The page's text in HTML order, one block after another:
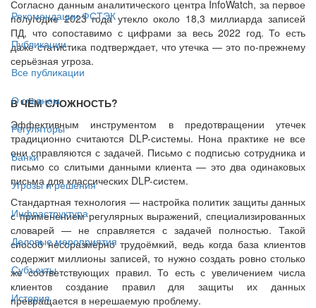
Рекомендации ФСТЭК
Публикации
Все публикации
О главном
Регуляторы
Банки
Угрозы и решения
Инфраструктура
Деловые мероприятия
Субъекты
История
Согласно данным аналитического центра InfoWatch, за первое
полугодие 2023 года утекло около 18,3 миллиарда записей
ПД, что сопоставимо с цифрами за весь 2022 год. То есть
даже статистика подтверждает, что утечка — это по-прежнему
серьёзная угроза.
В ЧЁМ СЛОЖНОСТЬ?
Эффективным инструментом в предотвращении утечек
традиционно считаются DLP-системы. Нона практике не все
они справляются с задачей. Письмо с подписью сотрудника и
письмо со слитыми данными клиента — это два одинаковых
письма для классических DLP-систем.
Стандартная технология — настройка политик защиты данных
с применением регулярных выражений, специализированных
словарей — не справляется с задачей полностью. Такой
способ несоразмерно трудоёмкий, ведь когда база клиентов
содержит миллионы записей, то нужно создать ровно столько
же соответствующих правил. То есть с увеличением числа
клиентов создание правил для защиты их данных
превращается в нерешаемую проблему.